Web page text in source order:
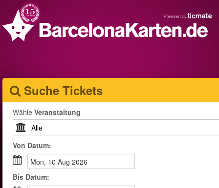
Suche Tickets
Wähle Veranstaltung
Von Datum:
Mon, 10 Aug 2026
Bis Datum: